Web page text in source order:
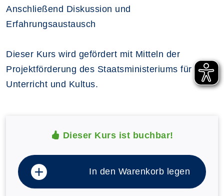
Anschließend Diskussion und
Erfahrungsaustausch
Dieser Kurs wird gefördert mit Mitteln der
Projektförderung des Staatsministeriums für
Unterricht und Kultus.
Dieser Kurs ist buchbar!
In den Warenkorb legen